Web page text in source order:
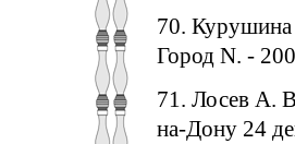
70.
Город N. -
71. Лосев А.
на-Дону 24